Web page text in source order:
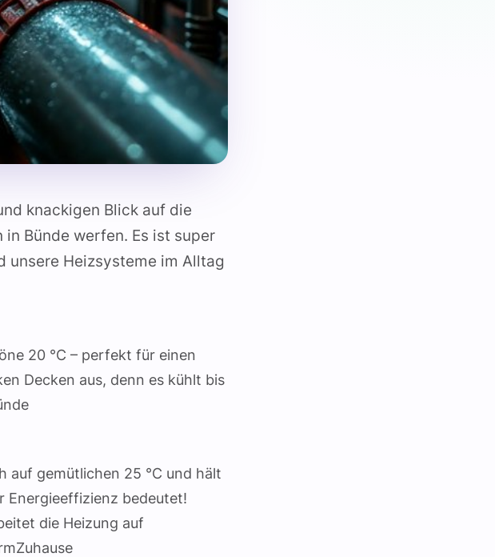
knackigen Blick auf die
Bünde werfen. Es ist super
unsere Heizsysteme im Alltag
20 °C – perfekt für einen
Decken aus, denn es kühlt bis
auf gemütlichen 25 °C und hält
Energieeffizienz bedeutet!
die Heizung auf